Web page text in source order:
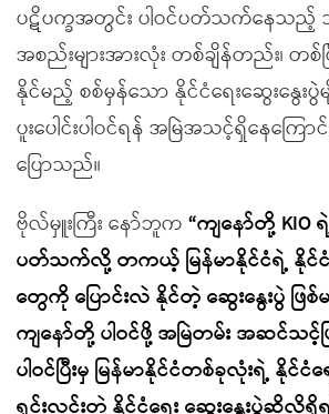
ပဋိပက္ခအတွင်း ပါဝင်ပတ်သက်နေသ
အစည်းများအားလုံး တစ်ချိန်တည်း၊ တ
နိုင်မည့် စစ်မှန်သော နိုင်ငံရေးဆွေးနွေးပွဲ
ပူးပေါင်းပါဝင်ရန် အမြဲအသင့်ရှိနေကြေ
ပြောသည်။
ဗိုလ်မှူးကြီး နော်ဘူက “ကျနော်တို့ KIO
ပတ်သက်လို့ တကယ့် မြန်မာနိုင်ငံရဲ့ နိုင်ငံ
တွေကို ပြောင်းလဲ နိုင်တဲ့ ဆွေးနွေးပွဲ ဖ
ကျနော်တို့ ပါဝင်ဖို့ အမြဲတမ်း အဆင်သင့်
ပါဝင်ပြီးမှ မြန်မာနိုင်ငံတစ်ခုလုံးရဲ့ နိုင်ငံ
ရှင်းလင်းတဲ့ နိုင်ငံရေး ဆွေးနွေးပွဲဆိုလို့